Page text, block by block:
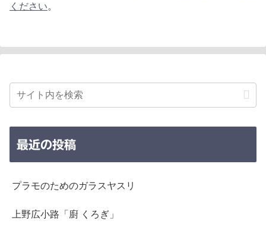
ください。
最近の投稿
プラモのためのガラスヤスリ
上野広小路「廚 くろぎ」